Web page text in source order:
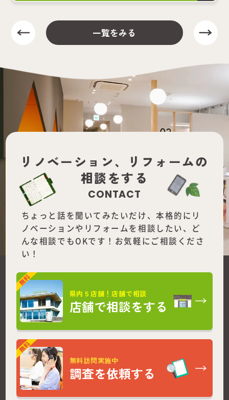
一覧をみる
リノベーション、
リフォームの
相談をする
CONTACT
ちょっと話を聞いてみたいだけ、本格的にリ
ノベーションやリフォームを相談したい、ど
んな相談でもOKです！お気軽にご相談くださ
い！
県内５店舗！店舗で相談
店舗で相談をする
無料訪問実施中
調査を依頼する